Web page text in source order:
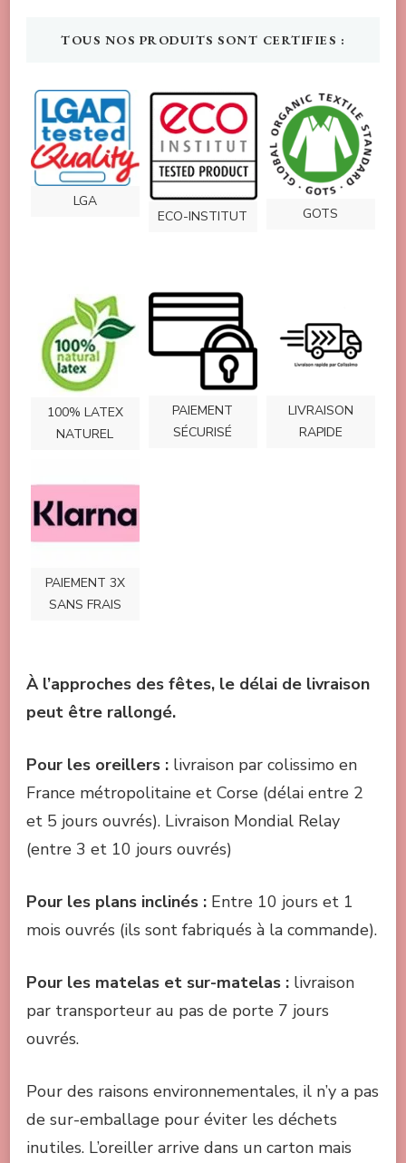
TOUS NOS PRODUITS SONT CERTIFIES :
LGA
ECO-INSTITUT
GOTS
100% LATEX
NATUREL
PAIEMENT
SÉCURISÉ
LIVRAISON
RAPIDE
PAIEMENT 3X
SANS FRAIS
À l’approches des fêtes, le délai de livraison
peut être rallongé.
Pour les oreillers : livraison par colissimo en
France métropolitaine et Corse (délai entre 2
et 5 jours ouvrés). Livraison Mondial Relay
(entre 3 et 10 jours ouvrés)
Pour les plans inclinés : Entre 10 jours et 1
mois ouvrés (ils sont fabriqués à la commande).
Pour les matelas et sur-matelas : livraison
par transporteur au pas de porte 7 jours
ouvrés.
Pour des raisons environnementales, il n’y a pas
de sur-emballage pour éviter les déchets
inutiles. L’oreiller arrive dans un carton mais